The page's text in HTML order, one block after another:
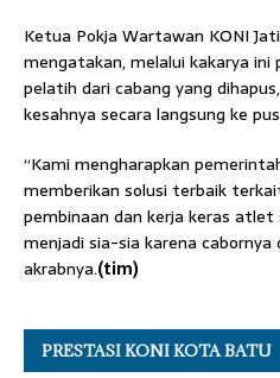
Ketua Pokja Wartawan KONI
mengatakan, melalui kakarya ini
pelatih dari cabang yang
kesahnya secara langsung ke
“Kami mengharapkan
memberikan solusi terbaik
pembinaan dan kerja keras
menjadi sia-sia karena cabornya
akrabnya.(tim)
PRESTASI KONI KOTA BATU